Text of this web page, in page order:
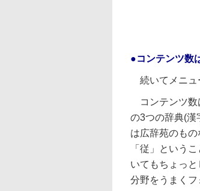
●コンテンツ数
続いてメニュ
コンテンツ数
の3つの辞典(漢
は広辞苑のも
「従」という
いてもちょっ
分野をうまくフ